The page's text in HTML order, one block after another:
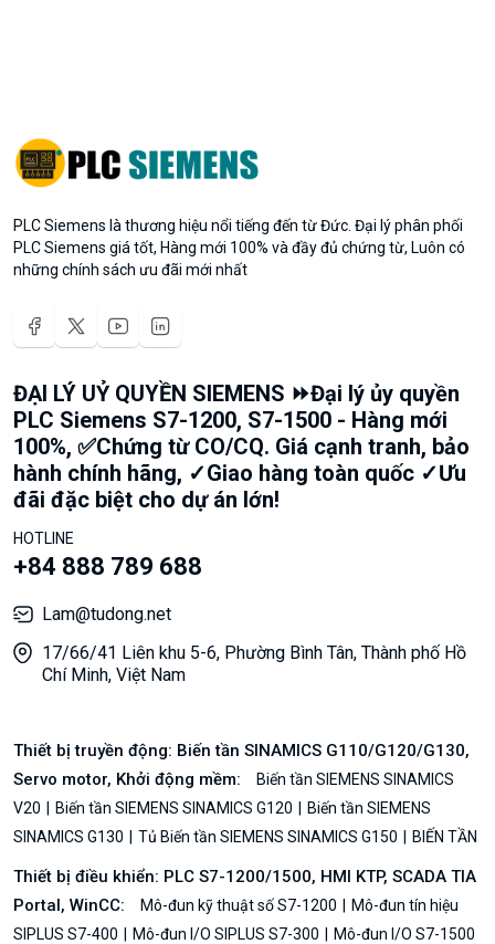
PLC Siemens là thương hiệu nổi tiếng đến từ Đức. Đại lý phân phối
PLC Siemens giá tốt, Hàng mới 100% và đầy đủ chứng từ, Luôn có
những chính sách ưu đãi mới nhất
ĐẠI LÝ UỶ QUYỀN SIEMENS ⏩Đại lý ủy quyền
PLC Siemens S7-1200, S7-1500 - Hàng mới
100%, ✅Chứng từ CO/CQ. Giá cạnh tranh, bảo
hành chính hãng, ✓Giao hàng toàn quốc ✓Ưu
đãi đặc biệt cho dự án lớn!
HOTLINE
+84 888 789 688
Lam@tudong.net
17/66/41 Liên khu 5-6, Phường Bình Tân, Thành phố Hồ
Chí Minh, Việt Nam
Thiết bị truyền động: Biến tần SINAMICS G110/G120/G130,
Servo motor, Khởi động mềm:
Biến tần SIEMENS SINAMICS
V20
Biến tần SIEMENS SINAMICS G120
Biến tần SIEMENS
SINAMICS G130
Tủ Biến tần SIEMENS SINAMICS G150 BIẾN TẦN
Thiết bị điều khiển: PLC S7-1200/1500, HMI KTP, SCADA TIA
Portal, WinCC:
Mô-đun kỹ thuật số S7-1200
Mô-đun tín hiệu
SIPLUS S7-400
Mô-đun I/O SIPLUS S7-300
Mô-đun I/O S7-1500